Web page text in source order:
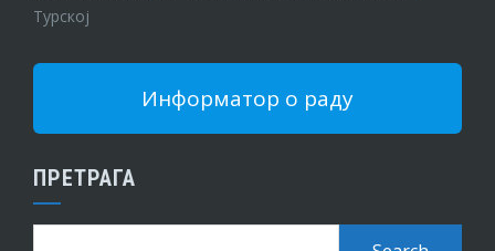
Турској
Информатор о раду
ПРЕТРАГА